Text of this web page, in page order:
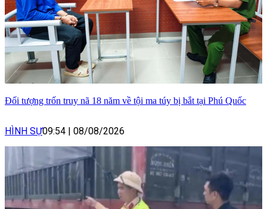
Đối tượng trốn truy nã 18 năm về tội ma túy bị bắt tại Phú Quốc
HÌNH SỰ09:54 08/08/2026